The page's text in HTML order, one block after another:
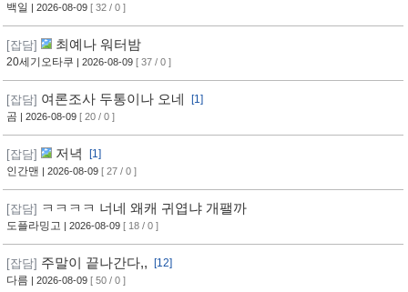
백일 | 2026-08-09 [ 32 / 0 ]
[잡담] 최예나 워터밤
20세기오타쿠 | 2026-08-09 [ 37 / 0 ]
[잡담] 여론조사 두통이나 오네
[1]
곰 | 2026-08-09 [ 20 / 0 ]
[잡담] 저녁
[1]
인간맨 | 2026-08-09 [ 27 / 0 ]
[잡담] ㅋㅋㅋㅋ 너네 왜캐 귀엽냐 개팰까
도플라밍고 | 2026-08-09 [ 18 / 0 ]
[잡담] 주말이 끝나간다,,
[12]
다름 | 2026-08-09 [ 50 / 0 ]